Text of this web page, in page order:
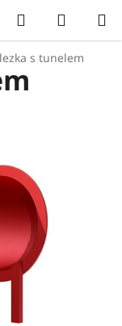
Hledat
KOŠÍK
s tunelem